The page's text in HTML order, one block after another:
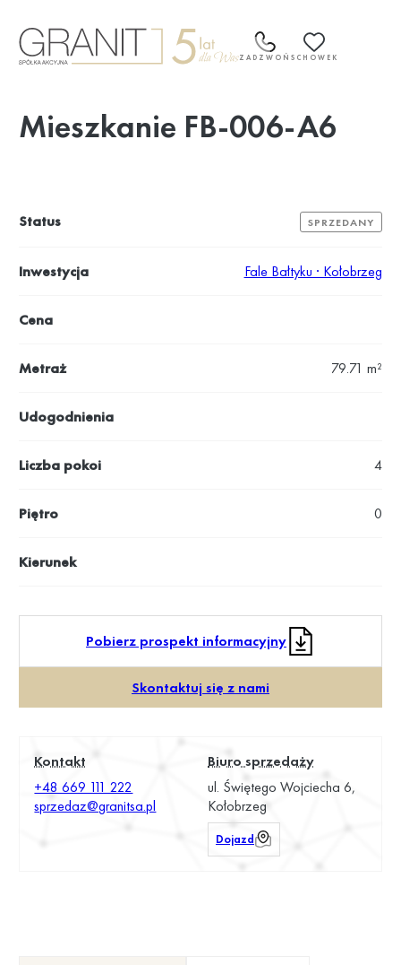
do
treści
ZADZWOŃ SCHOWEK
Mieszkanie FB-006-A6
Status SPRZEDANY
Inwestycja Fale Bałtyku · Kołobrzeg
Cena
Metraż 79.71 m²
Udogodnienia
Liczba pokoi 4
Piętro 0
Kierunek
Pobierz prospekt informacyjny
Skontaktuj się z nami
Kontakt
+48 669 111 222
sprzedaz@granitsa.pl
Biuro sprzedaży
ul. Świętego Wojciecha 6,
Kołobrzeg
Dojazd